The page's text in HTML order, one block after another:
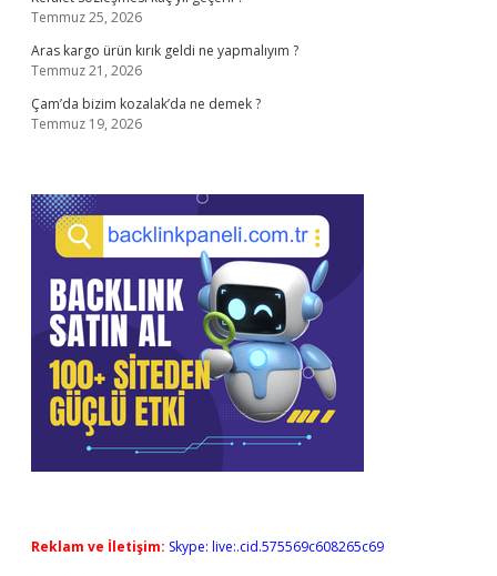
Temmuz 25, 2026
Aras kargo ürün kırık geldi ne yapmalıyım ?
Temmuz 21, 2026
Çam’da bizim kozalak’da ne demek ?
Temmuz 19, 2026
Reklam ve İletişim: Skype: live:.cid.575569c608265c69